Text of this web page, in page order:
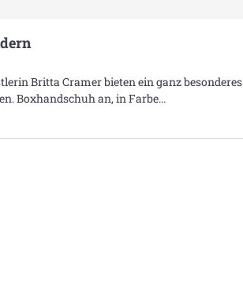
Britta Cramer bieten ein ganz besonderes
Boxhandschuh an, in Farbe